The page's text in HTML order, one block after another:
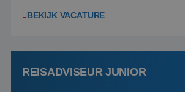
wensen van je team, je klant en wat
klanten te overtuigen om die
boeken! ...
BEKIJK VACATURE
REISADVISEUR JUNIOR